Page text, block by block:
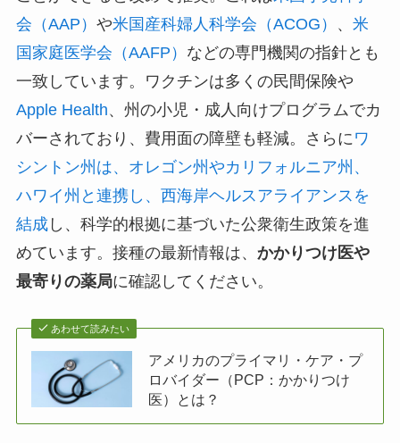
会（AAP） や米国産科婦人科学会（ACOG） 、 米
国家庭医学会（AAFP） などの専門機関の指針とも
一致しています。ワクチンは多くの民間保険や
Apple Health、州の小児・成人向けプログラムでカ
バーされており、費用面の障壁も軽減。さらに ワ
シントン州は、オレゴン州やカリフォルニア州、
ハワイ州と連携し、西海岸ヘルスアライアンスを
結成し、科学的根拠に基づいた公衆衛生政策を進
めています。接種の最新情報は、 かかりつけ医や
最寄りの薬局に確認してください。
あわせて読みたい
アメリカのプライマリ・ケア・プ
ロバイダー（PCP：かかりつけ
医）とは？